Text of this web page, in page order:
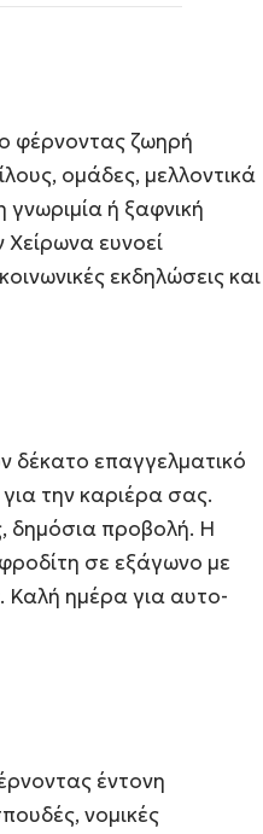
φέρνοντας ζωηρή
ομάδες, μελλοντικά
ή ξαφνική
ευνοεί
εκδηλώσεις και
δέκατο επαγγελματικό
την καριέρα σας.
δημόσια προβολή. Η
σε εξάγωνο με
Καλή ημέρα για αυτο-
έντονη
νομικές